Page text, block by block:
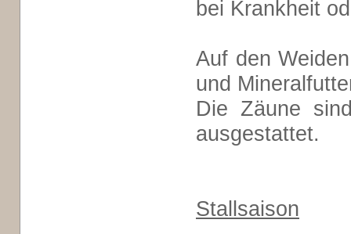
bei Krankheit
Auf den
und
Die Zäune
ausgestattet.
Stallsaison